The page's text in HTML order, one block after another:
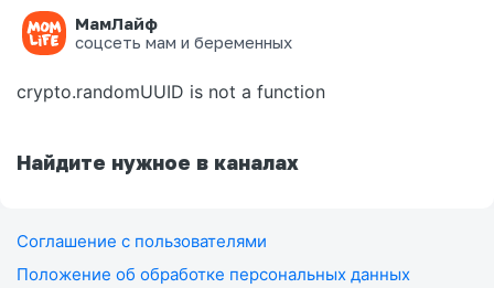
МамЛайф
соцсеть мам и беременных
Ошибка на странице
crypto.randomUUID is not a function
Найдите нужное в каналах
Соглашение с пользователями
Положение об обработке персональных данных